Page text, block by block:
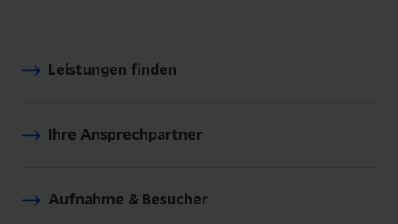
Leistungen finden
Ihre Ansprechpartner
Aufnahme & Besucher